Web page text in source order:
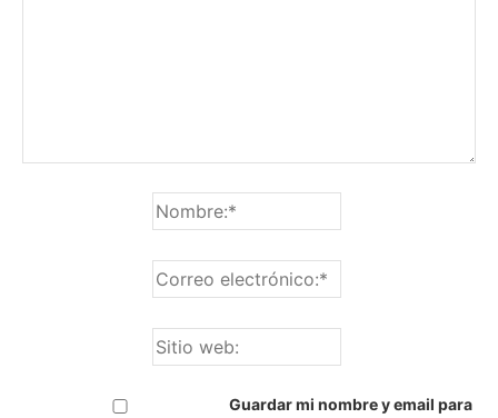
Guardar mi nombre y email para